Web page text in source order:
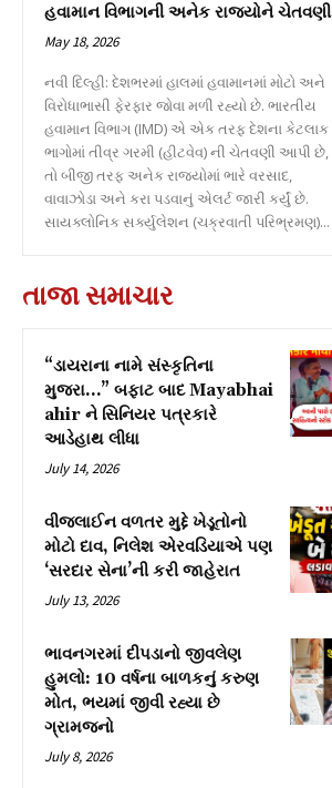
હવામાન વિભાગની અનેક રાજ્યોને ચેતવણી
May 18, 2026
નવી દિલ્હી: દેશભરમાં હાલમાં હવામાનમાં મોટો અને
વિરોધાભાસી ફેરફાર જોવા મળી રહ્યો છે. ભારતીય
હવામાન વિભાગ (IMD) એ એક તરફ દેશના કેટલાક
ભાગોમાં તીવ્ર ગરમી (હીટવેવ) ની ચેતવણી આપી છે,
તો બીજી તરફ અનેક રાજ્યોમાં ભારે વરસાદ,
વાવાઝોડા અને કરા પડવાનું એલર્ટ જારી કર્યું છે.
સાયક્લોનિક સર્ક્યુલેશન (ચક્રવાતી પરિભ્રમણ)...
તાજા સમાચાર
“ડાયરાના નામે સંસ્કૃતિના
મુજરા…” બફાટ બાદ Mayabhai
ahir ને સિનિયર પત્રકારે
આડેહાથ લીધા
July 14, 2026
વીજલાઈન વળતર મુદ્દે ખેડૂતોનો
મોટો દાવ, નિલેશ એરવડિયાએ પણ
‘સરદાર સેના’ની કરી જાહેરાત
July 13, 2026
ભાવનગરમાં દીપડાનો જીવલેણ
હુમલો: 10 વર્ષના બાળકનું કરુણ
મોત, ભયમાં જીવી રહ્યા છે
ગ્રામજનો
July 8, 2026